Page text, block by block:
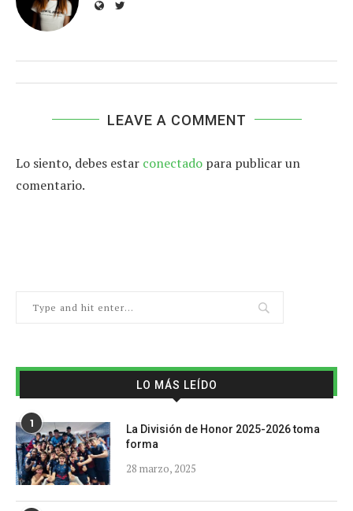
LEAVE A COMMENT
Lo siento, debes estar conectado para publicar un
comentario.
LO MÁS LEÍDO
1
La División de Honor 2025-2026 toma
forma
28 marzo, 2025